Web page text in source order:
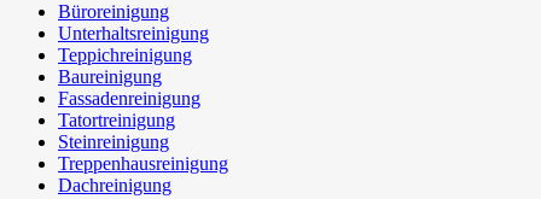
Büroreinigung
Unterhaltsreinigung
Teppichreinigung
Baureinigung
Fassadenreinigung
Tatortreinigung
Steinreinigung
Treppenhausreinigung
Dachreinigung